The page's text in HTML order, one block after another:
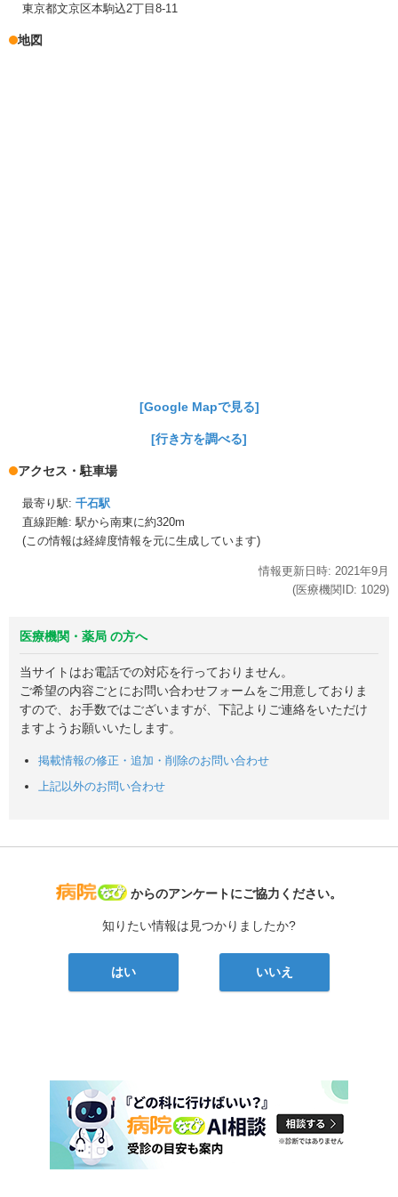
東京都文京区本駒込2丁目8-11
地図
[Google Mapで見る]
[行き方を調べる]
アクセス・駐車場
最寄り駅: 千石駅
直線距離: 駅から南東に約320m
(この情報は経緯度情報を元に生成しています)
情報更新日時: 2021年9月
(医療機関ID: 1029)
医療機関・薬局 の方へ
当サイトはお電話での対応を行っておりません。
ご希望の内容ごとにお問い合わせフォームをご用意しておりま
すので、お手数ではございますが、下記よりご連絡をいただけ
ますようお願いいたします。
掲載情報の修正・追加・削除のお問い合わせ
上記以外のお問い合わせ
病院なび
からのアンケートにご協力ください。
知りたい情報は見つかりましたか?
はい いいえ